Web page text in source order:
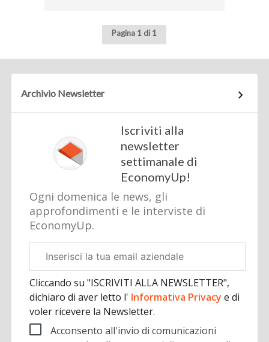
Pagina 1 di 1
Archivio Newsletter
Iscriviti alla
newsletter
settimanale di
EconomyUp!
Ogni domenica le news, gli
approfondimenti e le interviste di
EconomyUp.
aziendale
Cliccando su "ISCRIVITI ALLA NEWSLETTER",
dichiaro di aver letto l' Informativa Privacye di
voler ricevere la Newsletter.
Acconsento all'invio di comunicazioni